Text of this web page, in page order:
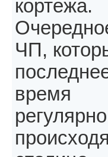
кортежа.
ЧП,
время
регулярно